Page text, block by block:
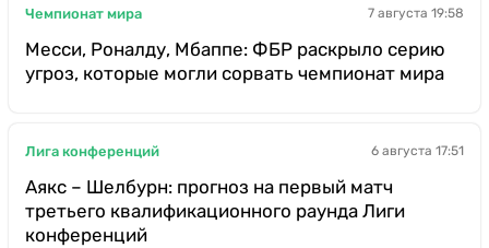
Чемпионат мира 7 августа 19:58
Месси, Роналду, Мбаппе: ФБР раскрыло серию
угроз, которые могли сорвать чемпионат мира
Лига конференций 6 августа 17:51
Аякс – Шелбурн: прогноз на первый матч
третьего квалификационного раунда Лиги
конференций